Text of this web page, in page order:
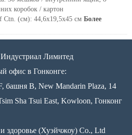
коробок / картон
Ctn. (см): 44,6x19,5x45 см Более
Лимитед
офис в Гонконге:
башня B, New Mandarin Plaza, 14
Sha Tsui East, Kowloon, Гонконг
здоровье (Хуэйчжоу) Co., Ltd